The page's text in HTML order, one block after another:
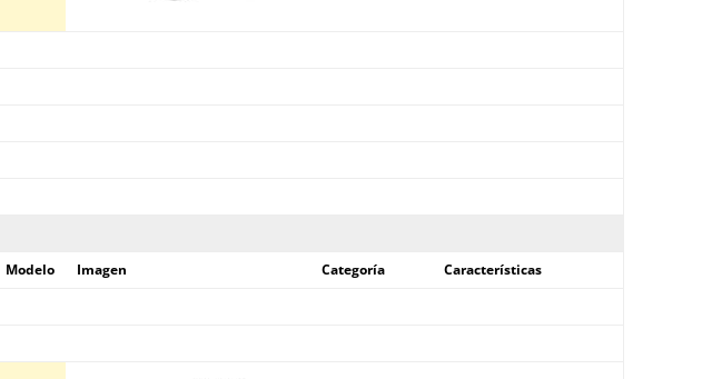
Modelo Imagen Categoría
Características